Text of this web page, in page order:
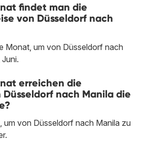
findet man die
von Düsseldorf nach
Monat, um von Düsseldorf nach
erreichen die
nach Manila die
um von Düsseldorf nach Manila zu